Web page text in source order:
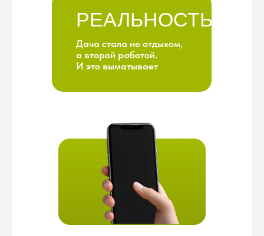
И ИМЕННО
ПОЭТОМУ МЫ
А
ПОЛНОЦЕННУЮ
ЭКОСИСТЕМУ
парализуют действия
Усталость, которая
заставляет всё бросить
СМОТРИТЕ